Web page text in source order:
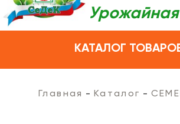
КАТАЛОГ
Главная Каталог